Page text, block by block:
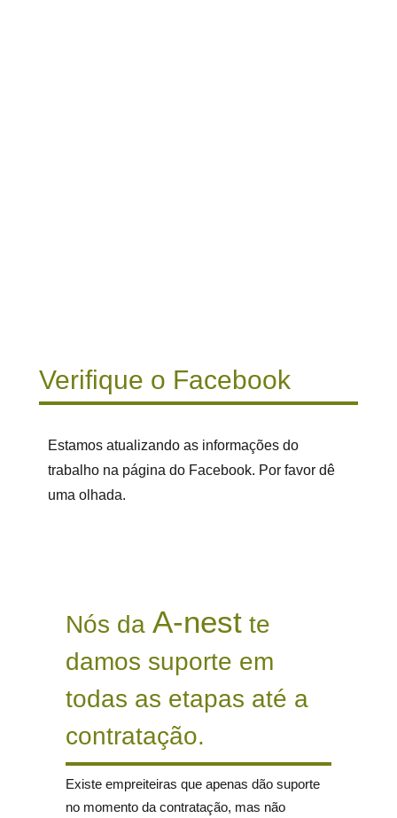
Verifique o Facebook
Estamos atualizando as informações do
trabalho na página do Facebook. Por favor dê
uma olhada.
Nós daA-nest te
damos suporte em
todas as etapas até a
contratação.
Existe empreiteiras que apenas dão suporte
no momento da contratação, mas não